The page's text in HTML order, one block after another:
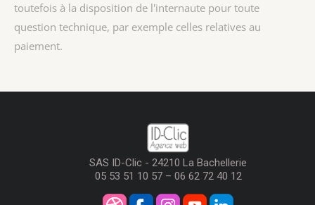
toutefois à la disposition de l'internaute pour toute
question technique, par exemple celles relatives au
paiement.
SAS ID-Clic - 24210 La Bachellerie
05 53 51 10 57 – 06 62 72 40 12